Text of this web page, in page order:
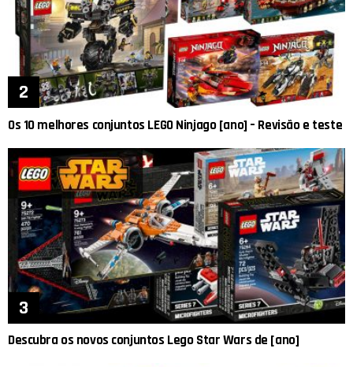
Os 10 melhores conjuntos LEGO Ninjago [ano] – Revisão e teste
Descubra os novos conjuntos Lego Star Wars de [ano]